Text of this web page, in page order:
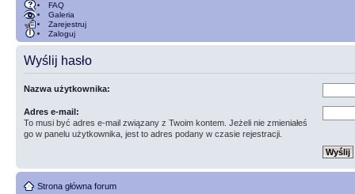
FAQ
Galeria
Zarejestruj
Zaloguj
Wyślij hasło
Nazwa użytkownika:
Adres e-mail:
To musi być adres e-mail związany z Twoim kontem. Jeżeli nie zmieniałeś
go w panelu użytkownika, jest to adres podany w czasie rejestracji.
Strona główna forum